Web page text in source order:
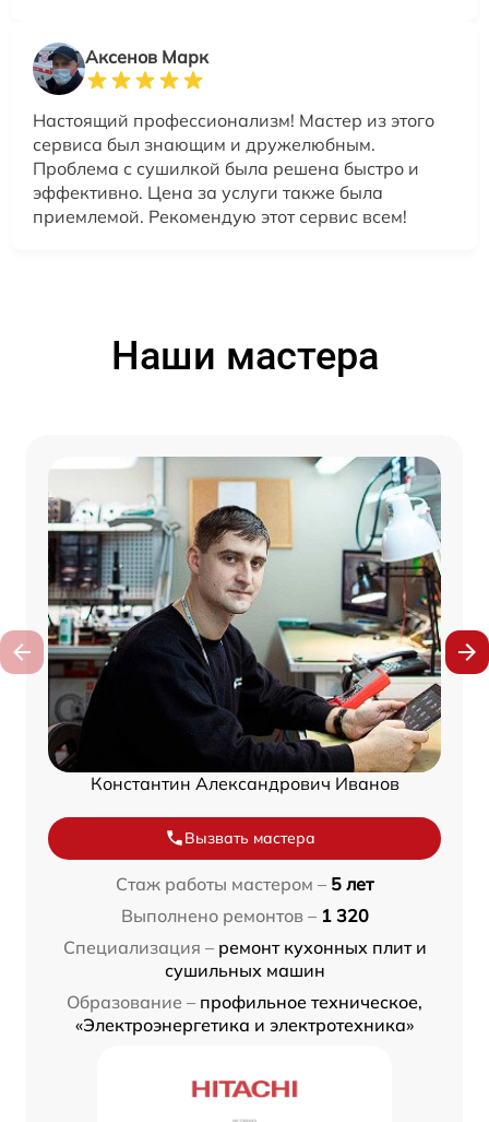
Аксенов Марк
Настоящий профессионализм! Мастер из этого
сервиса был знающим и дружелюбным.
Проблема с сушилкой была решена быстро и
эффективно. Цена за услуги также была
приемлемой. Рекомендую этот сервис всем!
Наши мастера
Константин Александрович Иванов
Вызвать мастера
Стаж работы мастером – 5 лет
Выполнено ремонтов – 1 320
Специализация – ремонт кухонных плит и
сушильных машин
Образование – профильное техническое,
«Электроэнергетика и электротехника»